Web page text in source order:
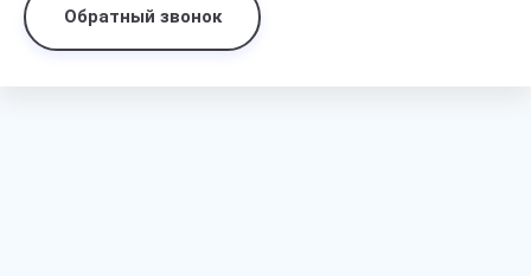
Обратный звонок